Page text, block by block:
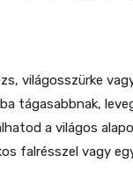
világosszürke
tágasabbnak,
a világos
falrésszel vagy